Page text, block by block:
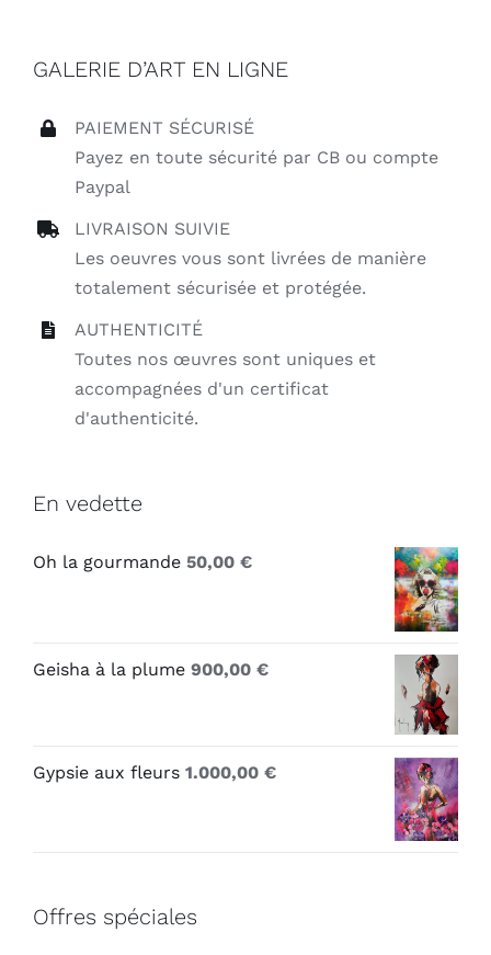
GALERIE D’ART EN LIGNE
PAIEMENT SÉCURISÉ
Payez en toute sécurité par CB ou compte
Paypal
LIVRAISON SUIVIE
Les oeuvres vous sont livrées de manière
totalement sécurisée et protégée.
AUTHENTICITÉ
Toutes nos œuvres sont uniques et
accompagnées d'un certificat
d'authenticité.
En vedette
Oh la gourmande 50,00 €
Geisha à la plume 900,00 €
Gypsie aux fleurs 1.000,00 €
Offres spéciales